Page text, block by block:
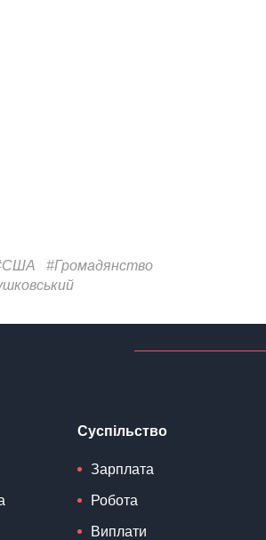
#Громадянство
Суспільство
Зарплата
Робота
Виплати